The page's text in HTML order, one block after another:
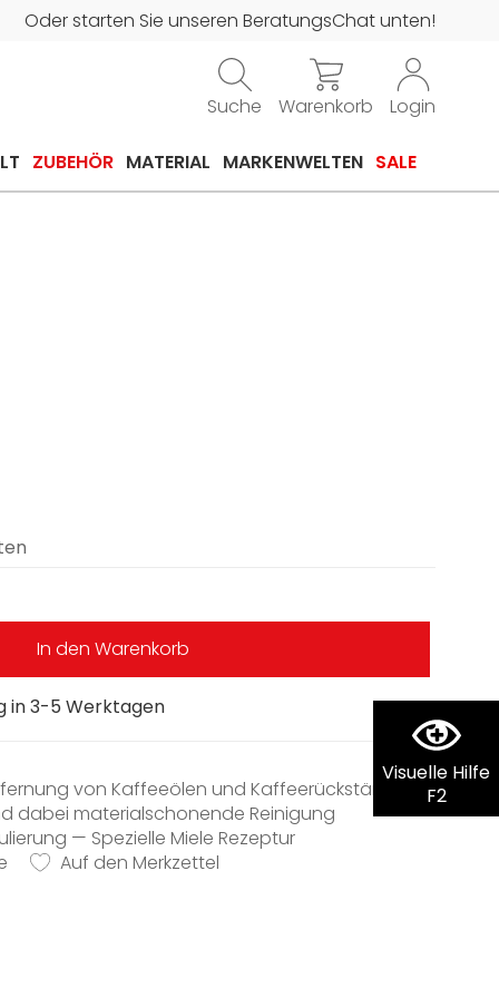
Visuelle Hilfe
F2
Oder starten Sie unseren BeratungsChat unten!
Suche Warenkorb Login
ZUBEHÖR MATERIAL MARKENWELTEN SALE
in 3-5 Werktagen
In den Warenkorb
von Kaffeeölen und Kaffeerückständen
dabei materialschonende Reinigung
— Spezielle Miele Rezeptur
Jahre Verlässlichkeit
Auf den Merkzettel